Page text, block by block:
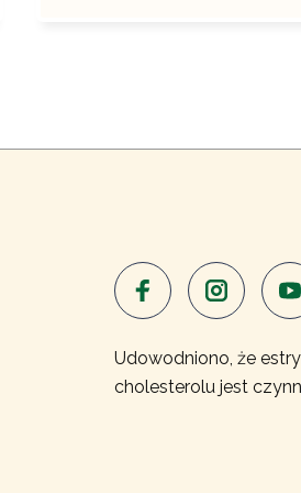
Udowodniono, że
cholesterolu jest